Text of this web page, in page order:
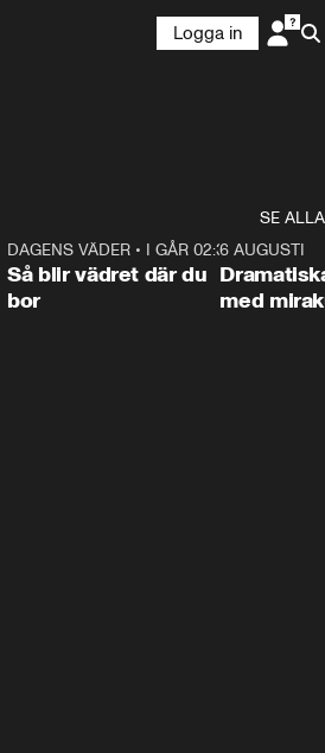
Logga in
SE ALLA
1:06
DAGENS VÄDER • I GÅR 02:30
Så blir vädret där du
bor
6 AUGUSTI
med